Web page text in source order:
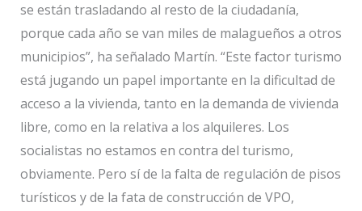
se están trasladando al resto de la ciudadanía,
porque cada año se van miles de malagueños a otros
municipios”, ha señalado Martín. “Este factor turismo
está jugando un papel importante en la dificultad de
acceso a la vivienda, tanto en la demanda de vivienda
libre, como en la relativa a los alquileres. Los
socialistas no estamos en contra del turismo,
obviamente. Pero sí de la falta de regulación de pisos
turísticos y de la fata de construcción de VPO,